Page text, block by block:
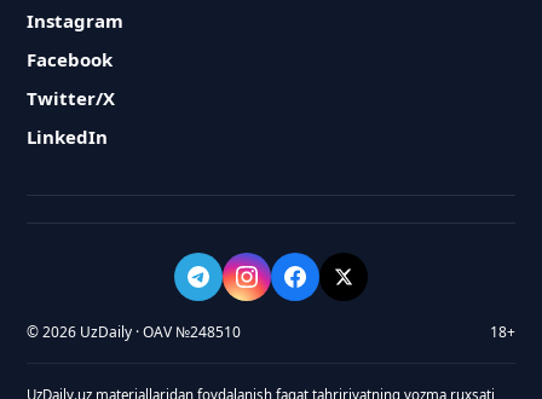
Instagram
Facebook
Twitter/X
LinkedIn
© 2026 UzDaily · OAV №248510 18+
UzDaily.uz materiallaridan foydalanish faqat tahririyatning yozma ruxsati